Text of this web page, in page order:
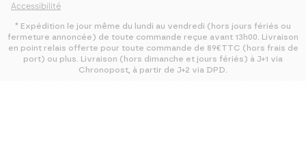
Accessibilité
* Expédition le jour même du lundi au vendredi (hors jours fériés ou
fermeture annoncée) de toute commande reçue avant 13h00. Livraison
en point relais offerte pour toute commande de 89€TTC (hors frais de
port) ou plus. Livraison (hors dimanche et jours fériés) à J+1 via
Chronopost, à partir de J+2 via DPD.